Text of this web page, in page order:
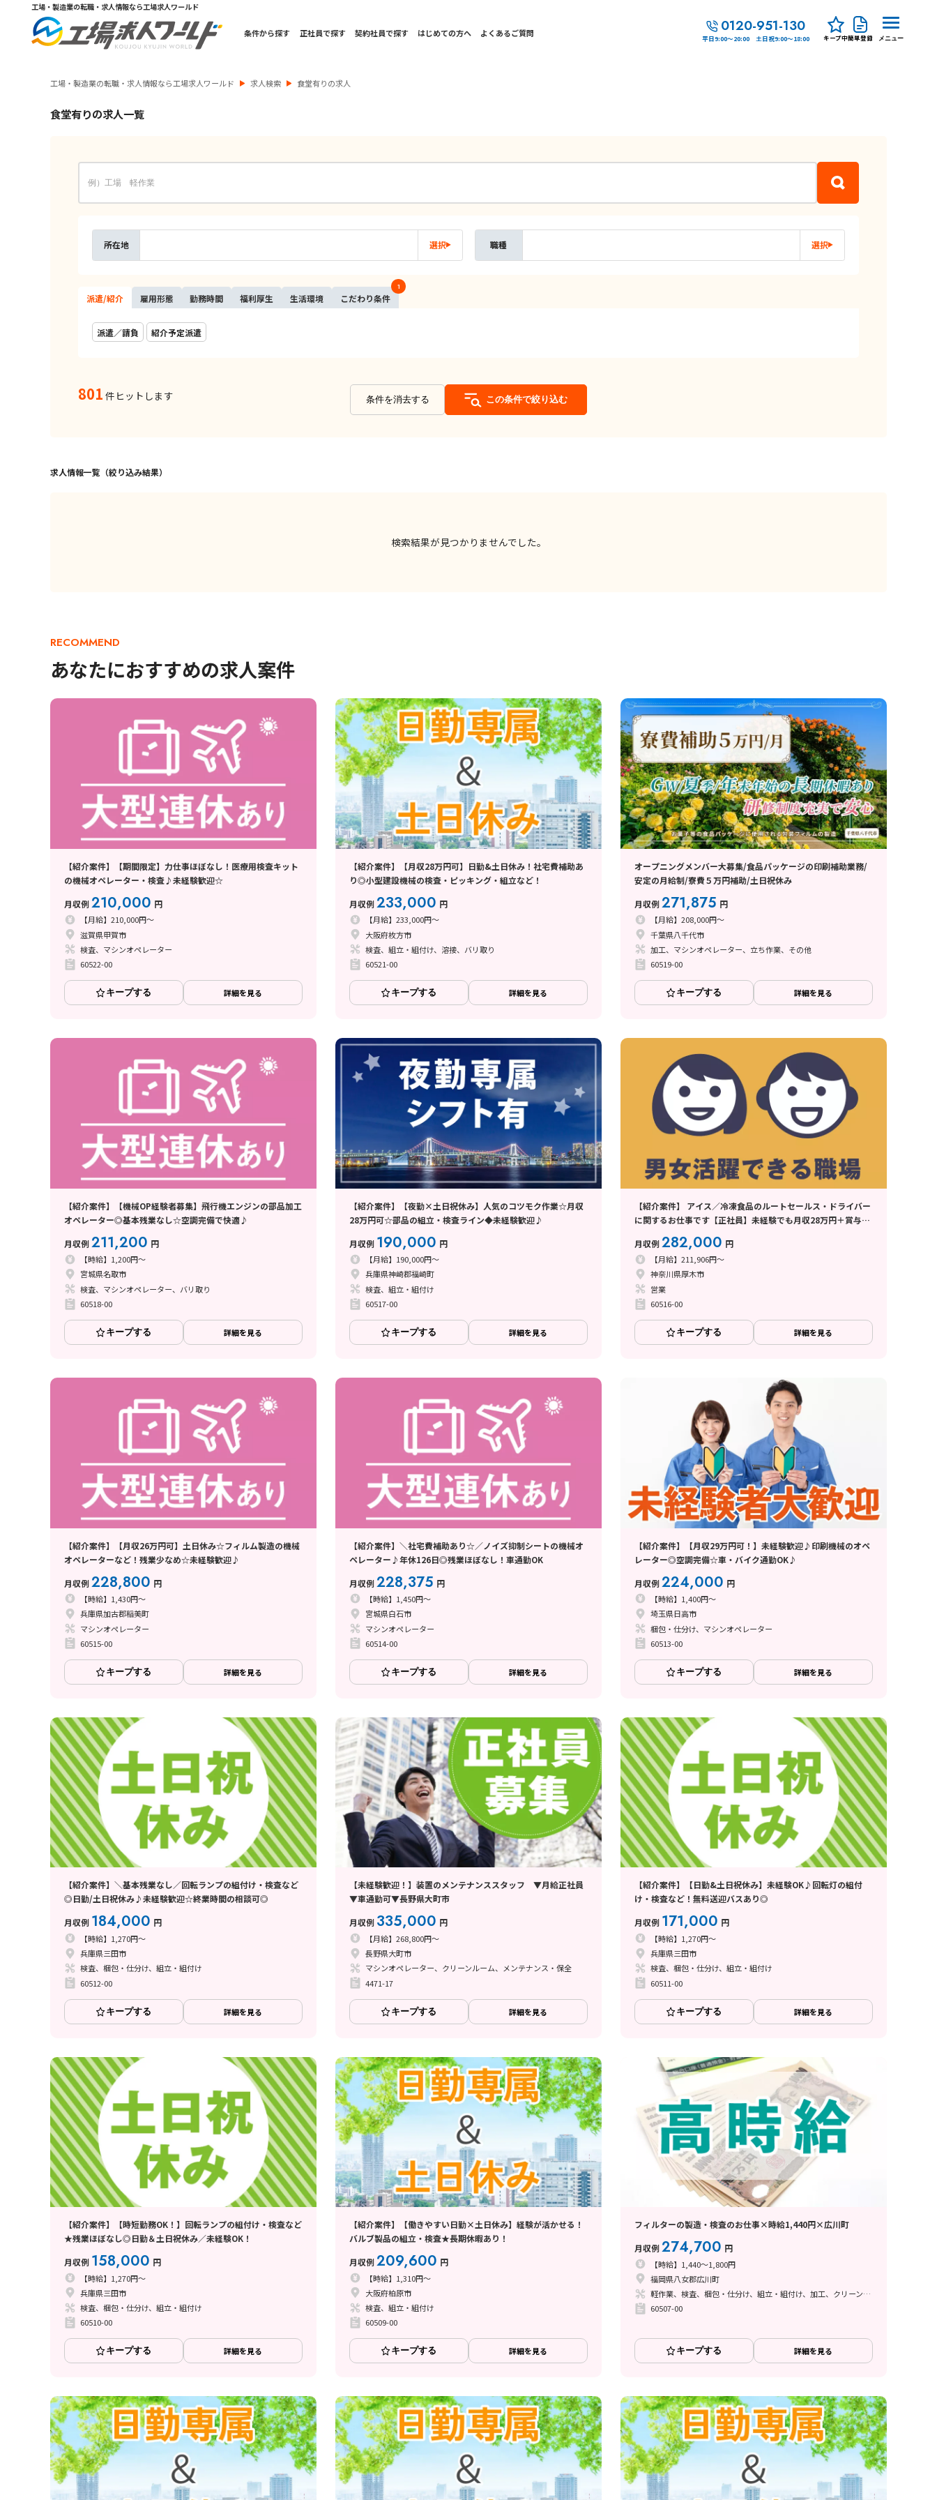
工場・製造業の転職・求人情報なら工場求人ワールド
条件から探す 正社員で探す 契約社員で探す はじめての方へ よくあるご質問 0120-951-130
平日9:00～20:00 土日祝9:00～18:00 キープ中簡単登録 メニュー
工場・製造業の転職・求人情報なら工場求人ワールド 求人検索 食堂有りの求人
食堂有りの求人一覧
所在地 選択 職種 選択
派遣/紹介 雇用形態 勤務時間 福利厚生 生活環境 こだわり条件
1
派遣／請負 紹介予定派遣
801 件ヒットします 条件を消去する この条件で絞り込む
求人情報一覧（絞り込み結果）
検索結果が見つかりませんでした。
RECOMMEND
あなたにおすすめの求人案件
【紹介案件】【期間限定】力仕事ほぼなし！医療用検査キット
の機械オペレーター・検査♪未経験歓迎☆
月収例210,000 円
【月給】210,000円～
滋賀県甲賀市
検査、マシンオペレーター
60522-00
キープする 詳細を見る
【紹介案件】【月収28万円可】日勤&土日休み！社宅費補助あ
り◎小型建設機械の検査・ピッキング・組立など！
月収例233,000 円
【月給】233,000円～
大阪府枚方市
検査、組立・組付け、溶接、バリ取り
60521-00
キープする 詳細を見る
オープニングメンバー大募集/食品パッケージの印刷補助業務/
安定の月給制/寮費５万円補助/土日祝休み
月収例271,875 円
【月給】208,000円～
千葉県八千代市
加工、マシンオペレーター、立ち作業、その他
60519-00
キープする 詳細を見る
【紹介案件】【機械OP経験者募集】飛行機エンジンの部品加工
オペレーター◎基本残業なし☆空調完備で快適♪
月収例211,200 円
【時給】1,200円～
宮城県名取市
検査、マシンオペレーター、バリ取り
60518-00
キープする 詳細を見る
【紹介案件】【夜勤×土日祝休み】人気のコツモク作業☆月収
28万円可☆部品の組立・検査ライン◆未経験歓迎♪
月収例 190,000 円
【月給】190,000円～
兵庫県神崎郡福崎町
検査、組立・組付け
60517-00
キープする 詳細を見る
【紹介案件】 アイス／冷凍食品のルートセールス・ドライバー
に関するお仕事です【正社員】未経験でも月収28万円＋賞与で
月収例282,000 円
【月給】211,906円～
神奈川県厚木市
営業
60516-00
キープする 詳細を見る
【紹介案件】【月収26万円可】土日休み☆フィルム製造の機械
オペレーターなど！残業少なめ☆未経験歓迎♪
月収例228,800 円
【時給】1,430円～
兵庫県加古郡稲美町
マシンオペレーター
60515-00
キープする 詳細を見る
【紹介案件】＼社宅費補助あり☆／ノイズ抑制シートの機械オ
ペレーター♪年休126日◎残業ほぼなし！車通勤OK
月収例228,375 円
【時給】1,450円～
宮城県白石市
マシンオペレーター
60514-00
キープする 詳細を見る
【紹介案件】【月収29万円可！】未経験歓迎♪印刷機械のオペ
レーター◎空調完備☆車・バイク通勤OK♪
月収例224,000 円
【時給】1,400円～
埼玉県日高市
梱包・仕分け、マシンオペレーター
60513-00
キープする 詳細を見る
【紹介案件】＼基本残業なし／回転ランプの組付け・検査など
◎日勤/土日祝休み♪未経験歓迎☆終業時間の相談可◎
月収例 184,000 円
【時給】1,270円～
兵庫県三田市
検査、梱包・仕分け、組立・組付け
60512-00
キープする 詳細を見る
【未経験歓迎！】装置のメンテナンススタッフ ▼月給正社員
▼車通勤可▼長野県大町市
月収例 335,000 円
【月給】268,800円～
長野県大町市
マシンオペレーター、クリーンルーム、メンテナンス・保全
4471-17
キープする 詳細を見る
【紹介案件】【日勤&土日祝休み】未経験OK♪回転灯の組付
け・検査など！無料送迎バスあり◎
月収例 171,000 円
【時給】1,270円～
兵庫県三田市
検査、梱包・仕分け、組立・組付け
60511-00
キープする 詳細を見る
【紹介案件】【時短勤務OK！】回転ランプの組付け・検査など
★残業ほぼなし◎日勤＆土日祝休み／未経験OK！
月収例 158,000 円
【時給】1,270円～
兵庫県三田市
検査、梱包・仕分け、組立・組付け
60510-00
キープする 詳細を見る
【紹介案件】【働きやすい日勤×土日休み】経験が活かせる！
バルブ製品の組立・検査★長期休暇あり！
月収例209,600 円
【時給】1,310円～
大阪府柏原市
検査、組立・組付け
60509-00
キープする 詳細を見る
フィルターの製造・検査のお仕事×時給1,440円×広川町
月収例274,700 円
【時給】1,440～1,800円
福岡県八女郡広川町
軽作業、検査、梱包・仕分け、組立・組付け、加工、クリーンルーム、立ち作業
60507-00
キープする 詳細を見る